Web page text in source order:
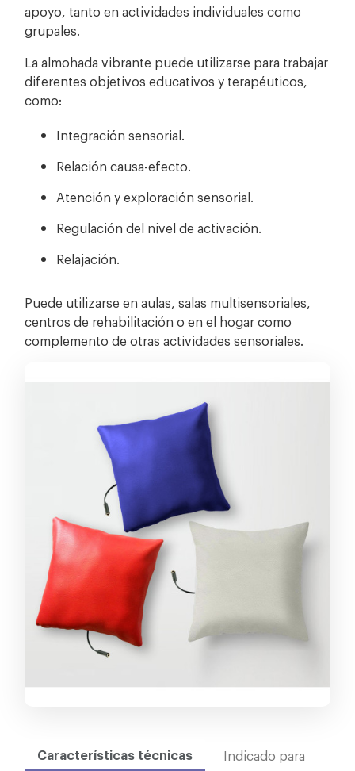
apoyo, tanto en actividades individuales como
grupales.
La almohada vibrante puede utilizarse para trabajar
diferentes objetivos educativos y terapéuticos,
como:
Integración sensorial.
Relación causa-efecto.
Atención y exploración sensorial.
Regulación del nivel de activación.
Relajación.
Puede utilizarse en aulas, salas multisensoriales,
centros de rehabilitación o en el hogar como
complemento de otras actividades sensoriales.
Características técnicas Indicado para